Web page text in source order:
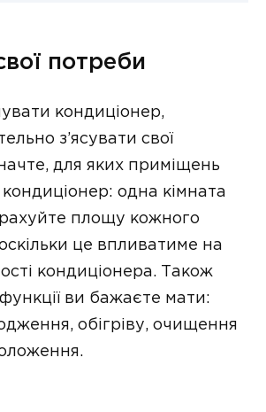
потреби
кондиціонер,
з’ясувати свої
для яких приміщень
одна кімната
площу кожного
це впливатиме на
кондиціонера. Також
функції ви бажаєте мати:
обігріву, очищення